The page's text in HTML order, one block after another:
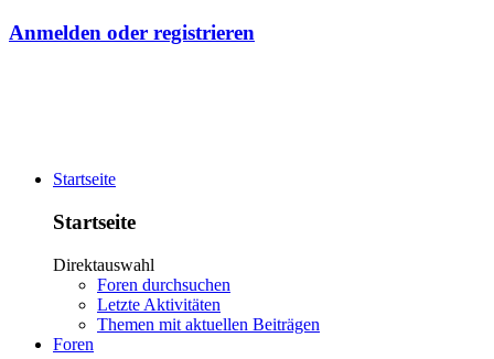
Anmelden oder registrieren
Startseite
Startseite
Direktauswahl
Foren durchsuchen
Letzte Aktivitäten
Themen mit aktuellen Beiträgen
Foren